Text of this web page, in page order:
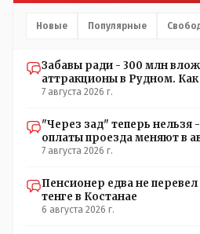
Новые Популярные
Забавы ради - 300 млн
аттракционы в Рудном. Как
7 августа 2026 г.
"Через зад" теперь нельзя
оплаты проезда меняют в
7 августа 2026 г.
Пенсионер едва не
тенге в Костанае
6 августа 2026 г.